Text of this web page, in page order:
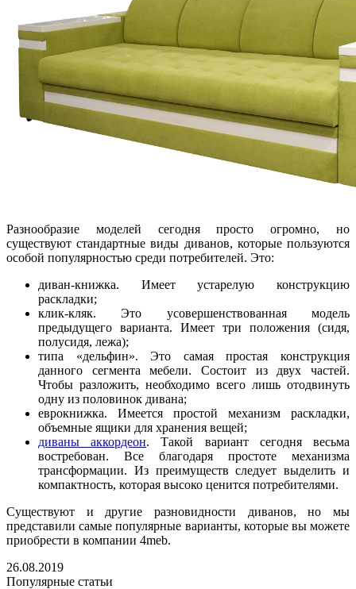
Разнообразие моделей сегодня просто огромно, но
существуют стандартные виды диванов, которые пользуются
особой популярностью среди потребителей. Это:
диван-книжка. Имеет устарелую конструкцию
раскладки;
клик-кляк. Это усовершенствованная модель
предыдущего варианта. Имеет три положения (сидя,
полусидя, лежа);
типа «дельфин». Это самая простая конструкция
данного сегмента мебели. Состоит из двух частей.
Чтобы разложить, необходимо всего лишь отодвинуть
одну из половинок дивана;
еврокнижка. Имеется простой механизм раскладки,
объемные ящики для хранения вещей;
диваны аккордеон. Такой вариант сегодня весьма
востребован. Все благодаря простоте механизма
трансформации. Из преимуществ следует выделить и
компактность, которая высоко ценится потребителями.
Существуют и другие разновидности диванов, но мы
представили самые популярные варианты, которые вы можете
приобрести в компании 4meb.
26.08.2019
Популярные статьи